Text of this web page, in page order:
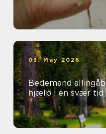
03. May 2026
Bedemand allingåbro sådan får
hjælp i en svær tid